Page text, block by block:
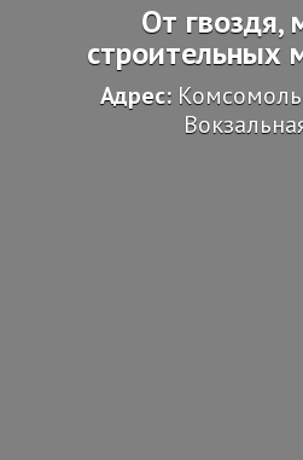
От гвоздя,
строительных
Адрес: